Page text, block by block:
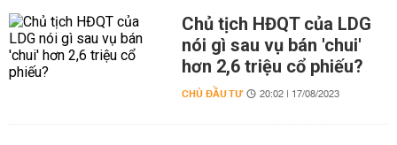
Chủ tịch HĐQT của LDG
nói gì sau vụ bán 'chui'
hơn 2,6 triệu cổ phiếu?
CHỦ ĐẦU TƯ 20:02 | 17/08/2023